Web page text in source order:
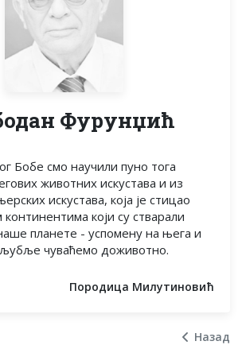
Фурунџић
Бобе смо научили пуно тога
животних искустава и из
искустава, која је стицао
који су стварали
планете - успомену на њега и
чуваћемо доживотно.
Породица Милутиновић
Назад